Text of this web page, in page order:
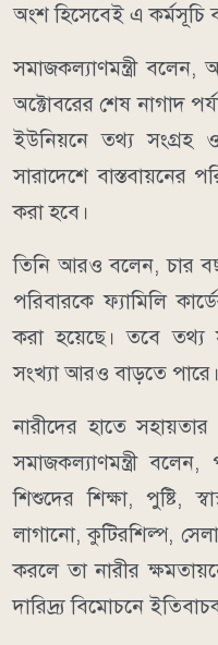
অংশ হিসেবেই এ কর্মসূচি
সমাজকল্যাণমন্ত্রী
অক্টোবরের শেষ নাগাদ
ইউনিয়নে তথ্য সংগ্রহ
সারাদেশে বাস্তবায়নের
করা হবে।
তিনি আরও বলেন, চার
পরিবারকে ফ্যামিলি
করা হয়েছে। তবে তথ্য
সংখ্যা আরও বাড়তে পারে।
নারীদের হাতে
সমাজকল্যাণমন্ত্রী
শিশুদের শিক্ষা, পুষ্টি,
লাগানো, কুটিরশিল্প,
করলে তা নারীর
দারিদ্র্য বিমোচনে